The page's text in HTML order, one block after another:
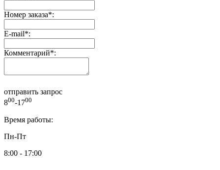
Номер заказа*:
E-mail*:
Комментарий*:
отправить запрос
800-1700
Время работы:
Пн-Пт
8:00 - 17:00